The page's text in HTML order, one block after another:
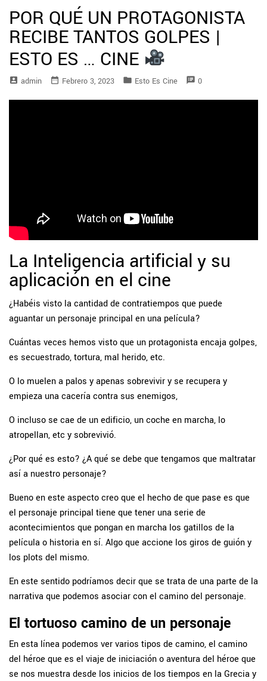
POR QUÉ UN PROTAGONISTA
RECIBE TANTOS GOLPES |
ESTO ES … CINE
account_box Admin date_range Febrero 3, 2023 folder Esto Es Cine speaker_notes 0
La Inteligencia artificial y su
aplicación en el cine
¿Habéis visto la cantidad de contratiempos que puede
aguantar un personaje principal en una película?
Cuántas veces hemos visto que un protagonista encaja golpes,
es secuestrado, tortura, mal herido, etc.
O lo muelen a palos y apenas sobrevivir y se recupera y
empieza una cacería contra sus enemigos,
O incluso se cae de un edificio, un coche en marcha, lo
atropellan, etc y sobrevivió.
¿Por qué es esto? ¿A qué se debe que tengamos que maltratar
así a nuestro personaje?
Bueno en este aspecto creo que el hecho de que pase es que
el personaje principal tiene que tener una serie de
acontecimientos que pongan en marcha los gatillos de la
película o historia en sí. Algo que accione los giros de guión y
los plots del mismo.
En este sentido podríamos decir que se trata de una parte de la
narrativa que podemos asociar con el camino del personaje.
El tortuoso camino de un personaje
En esta línea podemos ver varios tipos de camino, el camino
del héroe que es el viaje de iniciación o aventura del héroe que
se nos muestra desde los inicios de los tiempos en la Grecia y